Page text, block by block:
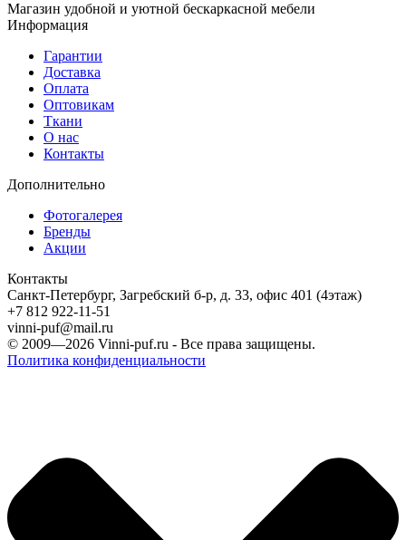
Магазин удобной и уютной бескаркасной мебели
Информация
Гарантии
Доставка
Оплата
Оптовикам
Ткани
О нас
Контакты
Дополнительно
Фотогалерея
Бренды
Акции
Контакты
Санкт-Петербург, Загребский б-р, д. 33, офис 401 (4этаж)
+7 812 922-11-51
vinni-puf@mail.ru
© 2009—2026 Vinni-puf.ru - Все права защищены.
Политика конфиденциальности